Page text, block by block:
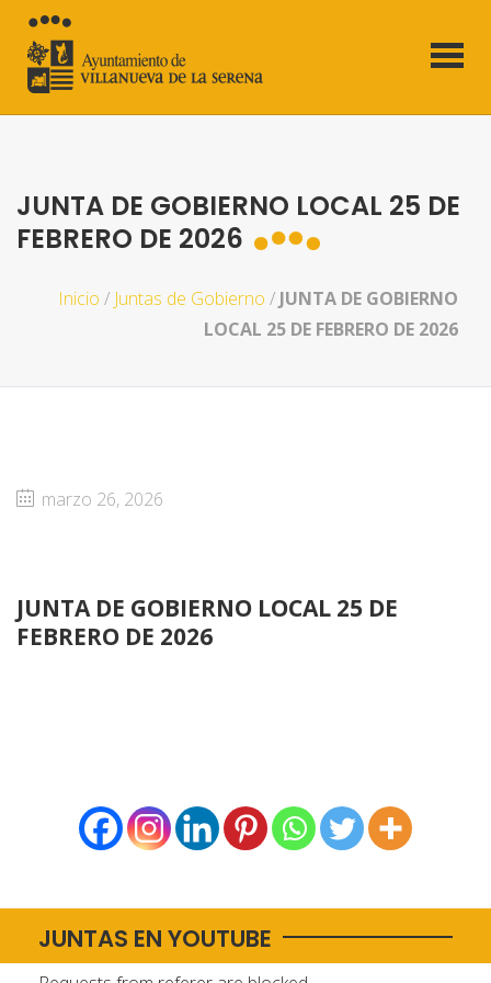
JUNTA DE GOBIERNO LOCAL 25 DE
FEBRERO DE 2026
Inicio / Juntas de Gobierno / JUNTA DE GOBIERNO
LOCAL 25 DE FEBRERO DE 2026
marzo 26, 2026
JUNTA DE GOBIERNO LOCAL 25 DE
FEBRERO DE 2026
JUNTAS EN YOUTUBE